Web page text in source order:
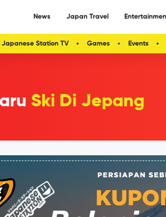
News Japan Travel
Japanese Station TV Games Events
Ski Di Jepang